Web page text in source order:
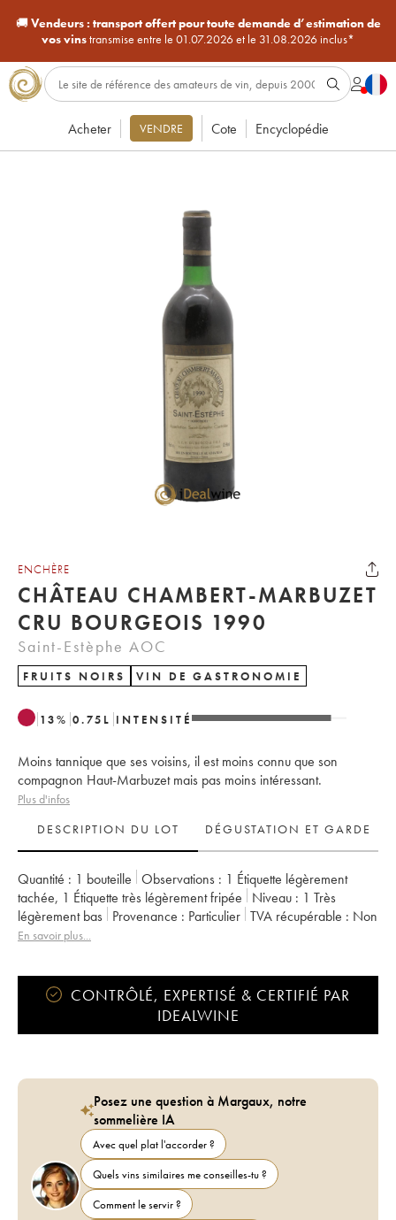
🚚Vendeurs : transport offert pour toute demande d’estimation de
vos vinstransmise entre le 01.07.2026 et le 31.08.2026 inclus*
Acheter VENDRE Cote Encyclopédie
ENCHÈRE
CHÂTEAU CHAMBERT-MARBUZET
CRU BOURGEOIS 1990
Saint-Estèphe AOC
FRUITS NOIRS VIN DE GASTRONOMIE
13% 0.75 L INTENSITÉ
Moins tannique que ses voisins, il est moins connu que son
compagnon Haut-Marbuzet mais pas moins intéressant.
Plus d'infos
DESCRIPTION DU LOT
DÉGUSTATION ET GARDE
Quantité : 1 bouteille Observations : 1 Étiquette légèrement
tachée, 1 Étiquette très légèrement fripée Niveau : 1 Très
légèrement bas
Provenance : particulier TVA récupérable :
non
Région :
Bordeaux
En savoir plus...
CONTRÔLÉ, EXPERTISÉ & CERTIFIÉ PAR
IDEALWINE
Posez une question à Margaux, notre
sommelière IA
Avec quel plat l'accorder ?
Quels vins similaires me conseilles-tu ?
Comment le servir ?